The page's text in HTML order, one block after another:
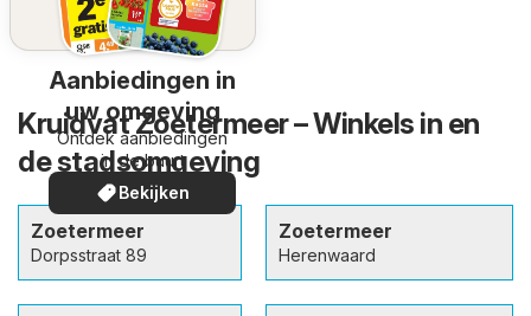
Aanbiedingen in
uw omgeving
Ontdek aanbiedingen
in de buurt
Bekijken
Kruidvat Zoetermeer – Winkels in en
de stadsomgeving
Zoetermeer
Dorpsstraat 89
Zoetermeer
Herenwaard